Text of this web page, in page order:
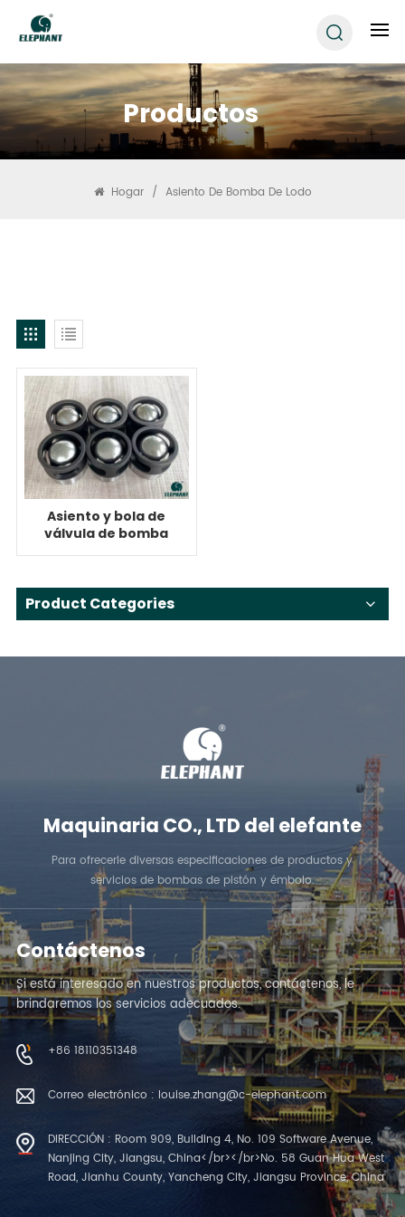
Productos
Hogar / Asiento De Bomba De Lodo
Asiento y bola de
válvula de bomba
de lodo
Product Categories
Maquinaria CO., LTD del elefante
Para ofrecerle diversas especificaciones de productos y
servicios de bombas de pistón y émbolo.
Contáctenos
Si está interesado en nuestros productos, contáctenos, le
brindaremos los servicios adecuados.
+86 18110351348
Correo electrónico : louise.zhang@c-elephant.com
DIRECCIÓN : Room 909, Building 4, No. 109 Software Avenue,
Nanjing City, Jiangsu, China</br></br>No. 58 Guan Hua West
Road, Jianhu County, Yancheng City, Jiangsu Province, China